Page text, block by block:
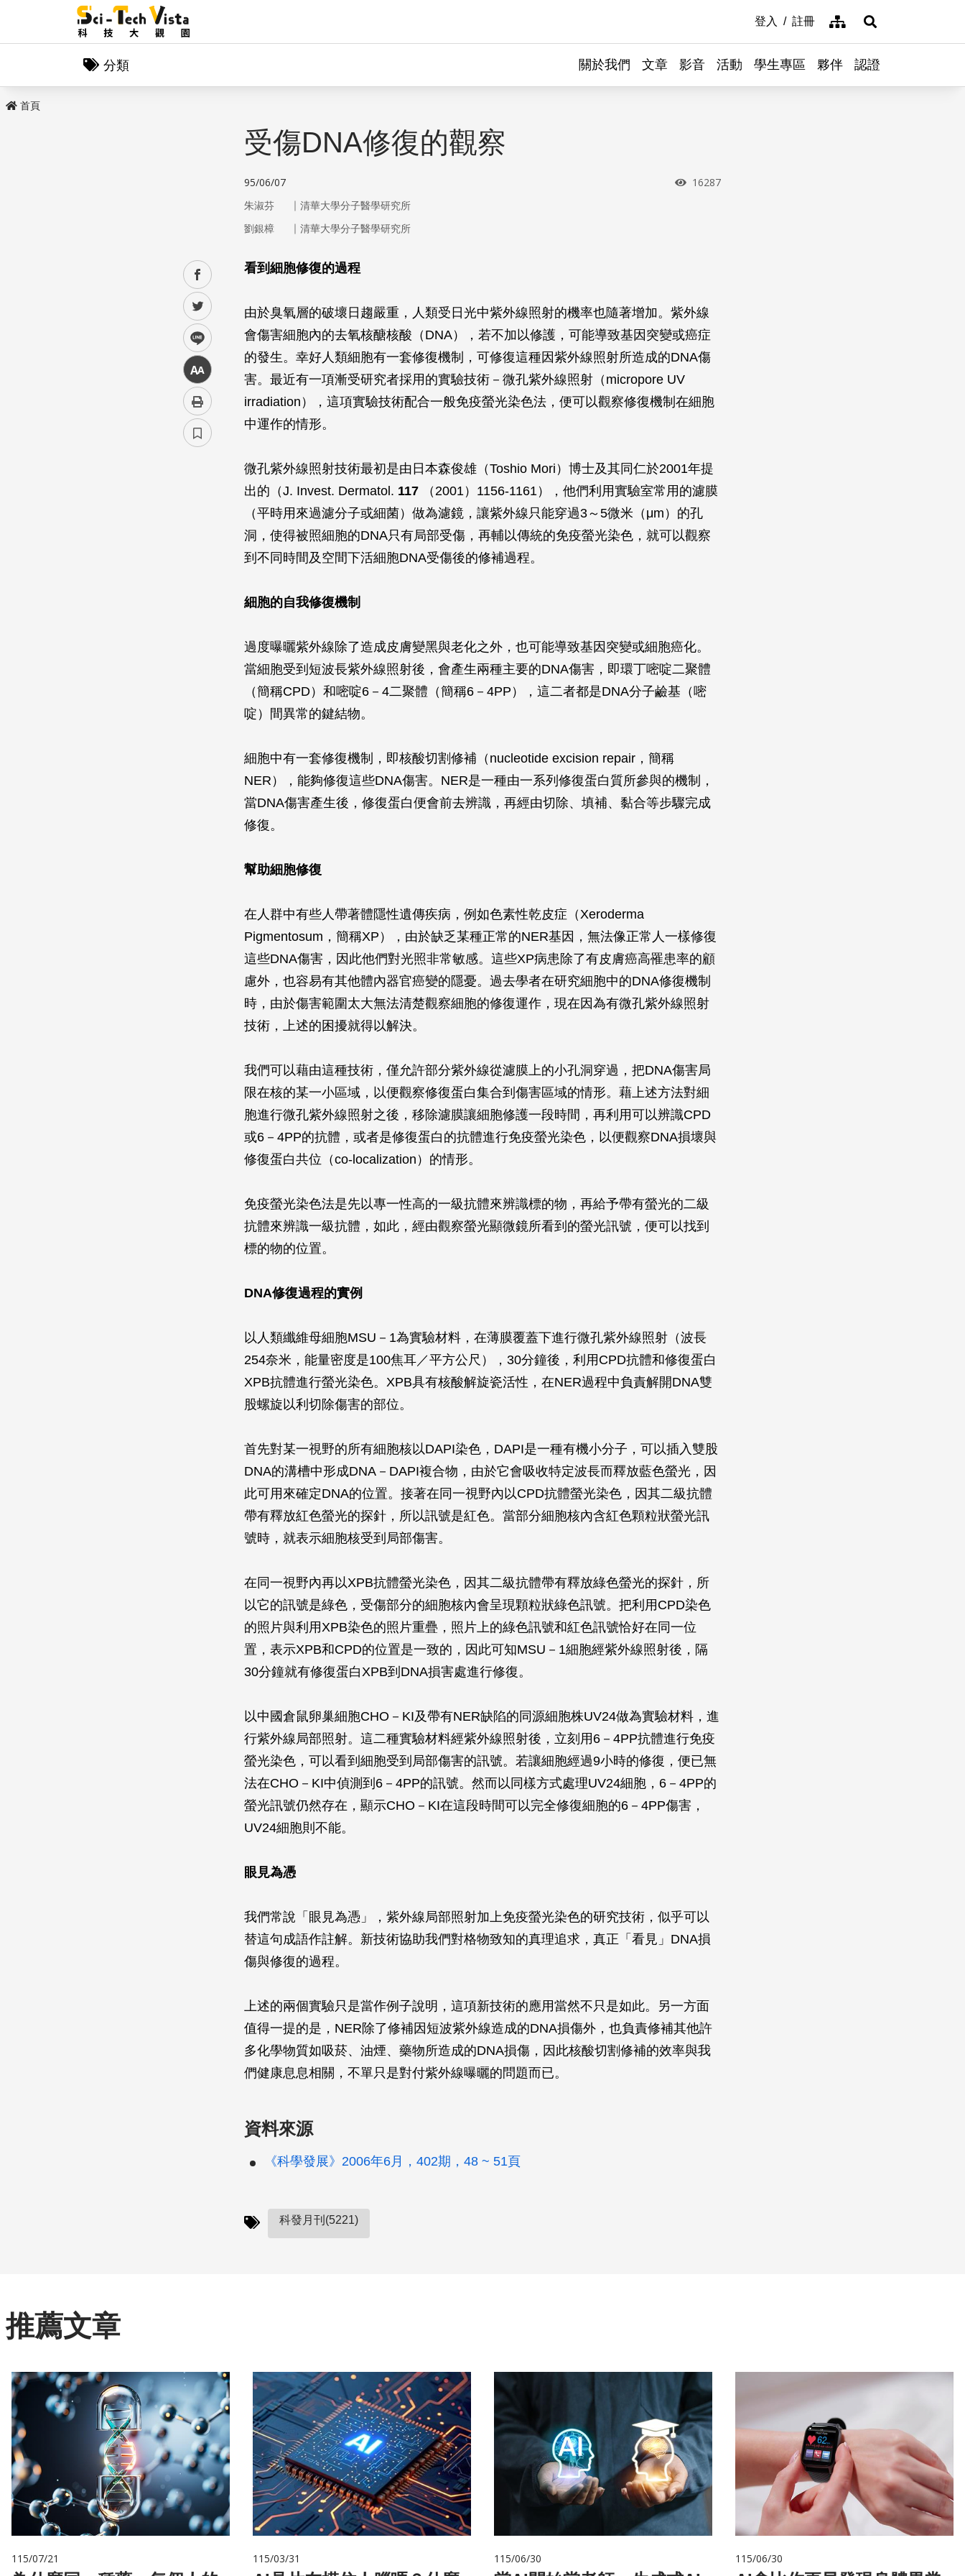
登入 註冊 網站導覽展開搜尋
分類 關於我們 文章 影音 活動 學生專區 夥伴 認證
首頁
facebook
twitter
line
中
受傷DNA修復的觀察
95/06/07 瀏覽次數
16287
朱淑芬 ｜ 清華大學分子醫學研究所
劉銀樟
｜ 清華大學分子醫學研究所
看到細胞修復的過程
由於臭氧層的破壞日趨嚴重，人類受日光中紫外線照射的機率也隨著增加。紫外線
會傷害細胞內的去氧核醣核酸（DNA），若不加以修護，可能導致基因突變或癌症
的發生。幸好人類細胞有一套修復機制，可修復這種因紫外線照射所造成的DNA傷
害。最近有一項漸受研究者採用的實驗技術－微孔紫外線照射（micropore UV
irradiation），這項實驗技術配合一般免疫螢光染色法，便可以觀察修復機制在細胞
中運作的情形。
微孔紫外線照射技術最初是由日本森俊雄（Toshio Mori）博士及其同仁於2001年提
出的（J. Invest. Dermatol . 117 （2001）1156-1161），他們利用實驗室常用的濾膜
（平時用來過濾分子或細菌）做為濾鏡，讓紫外線只能穿過3～5微米（ μm）的孔
洞，使得被照細胞的DNA只有局部受傷，再輔以傳統的免疫螢光染色，就可以觀察
到不同時間及空間下活細胞DNA受傷後的修補過程。
細胞的自我修復機制
過度曝曬紫外線除了造成皮膚變黑與老化之外，也可能導致基因突變或細胞癌化。
當細胞受到短波長紫外線照射後，會產生兩種主要的DNA傷害，即環丁嘧啶二聚體
（簡稱CPD）和嘧啶6－4二聚體（簡稱6－4PP），這二者都是DNA分子鹼基（嘧
啶）間異常的鍵結物。
細胞中有一套修復機制，即核酸切割修補（nucleotide excision repair，簡稱
NER），能夠修復這些DNA傷害。NER是一種由一系列修復蛋白質所參與的機制，
當DNA傷害產生後，修復蛋白便會前去辨識，再經由切除、填補、黏合等步驟完成
修復。
幫助細胞修復
在人群中有些人帶著體隱性遺傳疾病，例如色素性乾皮症（Xeroderma
Pigmentosum，簡稱XP），由於缺乏某種正常的NER基因，無法像正常人一樣修復
這些DNA傷害，因此他們對光照非常敏感。這些XP病患除了有皮膚癌高罹患率的顧
慮外，也容易有其他體內器官癌變的隱憂。過去學者在研究細胞中的DNA修復機制
時，由於傷害範圍太大無法清楚觀察細胞的修復運作，現在因為有微孔紫外線照射
技術，上述的困擾就得以解決。
我們可以藉由這種技術，僅允許部分紫外線從濾膜上的小孔洞穿過，把DNA傷害局
限在核的某一小區域，以便觀察修復蛋白集合到傷害區域的情形。藉上述方法對細
胞進行微孔紫外線照射之後，移除濾膜讓細胞修護一段時間，再利用可以辨識CPD
或6－4PP的抗體，或者是修復蛋白的抗體進行免疫螢光染色，以便觀察DNA損壞與
修復蛋白共位（co-localization）的情形。
免疫螢光染色法是先以專一性高的一級抗體來辨識標的物，再給予帶有螢光的二級
抗體來辨識一級抗體，如此，經由觀察螢光顯微鏡所看到的螢光訊號，便可以找到
標的物的位置。
DNA修復過程的實例
以人類纖維母細胞MSU－1為實驗材料，在薄膜覆蓋下進行微孔紫外線照射（波長
254奈米，能量密度是100焦耳／平方公尺），30分鐘後，利用CPD抗體和修復蛋白
XPB抗體進行螢光染色。XPB具有核酸解旋瓷活性，在NER過程中負責解開DNA雙
股螺旋以利切除傷害的部位。
首先對某一視野的所有細胞核以DAPI染色，DAPI是一種有機小分子，可以插入雙股
DNA的溝槽中形成DNA－DAPI複合物，由於它會吸收特定波長而釋放藍色螢光，因
此可用來確定DNA的位置。接著在同一視野內以CPD抗體螢光染色，因其二級抗體
帶有釋放紅色螢光的探針，所以訊號是紅色。當部分細胞核內含紅色顆粒狀螢光訊
號時，就表示細胞核受到局部傷害。
在同一視野內再以XPB抗體螢光染色，因其二級抗體帶有釋放綠色螢光的探針，所
以它的訊號是綠色，受傷部分的細胞核內會呈現顆粒狀綠色訊號。把利用CPD染色
的照片與利用XPB染色的照片重疊，照片上的綠色訊號和紅色訊號恰好在同一位
置，表示XPB和CPD的位置是一致的，因此可知MSU－1細胞經紫外線照射後，隔
30分鐘就有修復蛋白XPB到DNA損害處進行修復。
以中國倉鼠卵巢細胞CHO－KI及帶有NER缺陷的同源細胞株UV24做為實驗材料，進
行紫外線局部照射。這二種實驗材料經紫外線照射後，立刻用6－4PP抗體進行免疫
螢光染色，可以看到細胞受到局部傷害的訊號。若讓細胞經過9小時的修復，便已無
法在CHO－KI中偵測到6－4PP的訊號。然而以同樣方式處理UV24細胞，6－4PP的
螢光訊號仍然存在，顯示CHO－KI在這段時間可以完全修復細胞的6－4PP傷害，
UV24細胞則不能。
眼見為憑
我們常說「眼見為憑」，紫外線局部照射加上免疫螢光染色的研究技術，似乎可以
替這句成語作註解。新技術協助我們對格物致知的真理追求，真正「看見」DNA損
傷與修復的過程。
上述的兩個實驗只是當作例子說明，這項新技術的應用當然不只是如此。另一方面
值得一提的是，NER除了修補因短波紫外線造成的DNA損傷外，也負責修補其他許
多化學物質如吸菸、油煙、藥物所造成的DNA損傷，因此核酸切割修補的效率與我
們健康息息相關，不單只是對付紫外線曝曬的問題而已。
資料來源
《科學發展》2006年6月，402期，48 ~ 51頁
科發月刊(5221)
推薦文章
115/07/21 115/03/31 115/06/30 115/06/30